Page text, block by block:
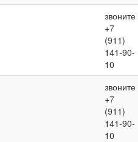
звоните
+7
(911)
141-90-
10
звоните
+7
(911)
141-90-
10